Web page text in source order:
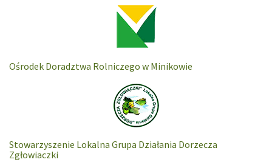
Ośrodek Doradztwa Rolniczego w Minikowie
Stowarzyszenie Lokalna Grupa Działania Dorzecza
Zgłowiaczki